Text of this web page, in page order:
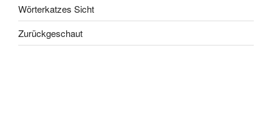
Wörterkatzes Sicht
Zurückgeschaut